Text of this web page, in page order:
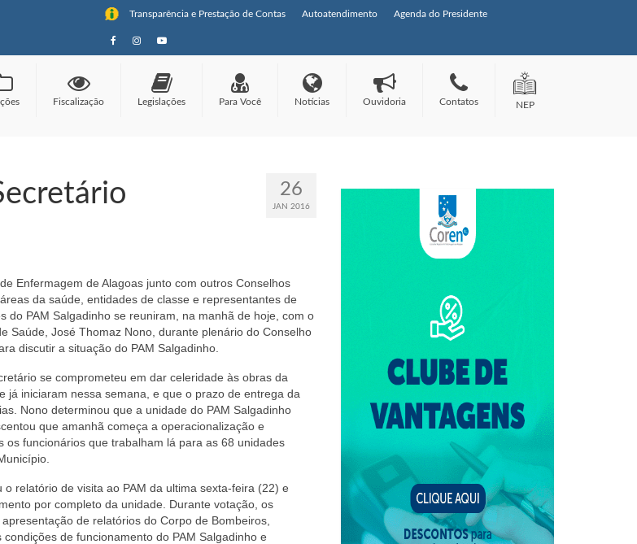
Transparência e Prestação de Contas Autoatendimento Agenda do Presidente
Fiscalização Legislações Para Você Notícias Ouvidoria Contatos NEP
26
JAN 2016
Enfermagem de Alagoas junto com outros Conselhos
da saúde, entidades de classe e representantes de
do PAM Salgadinho se reuniram, na manhã de hoje, com o
Saúde, José Thomaz Nono, durante plenário do Conselho
discutir a situação do PAM Salgadinho.
se comprometeu em dar celeridade às obras da
já iniciaram nessa semana, e que o prazo de entrega da
Nono determinou que a unidade do PAM Salgadinho
que amanhã começa a operacionalização e
os funcionários que trabalham lá para as 68 unidades
relatório de visita ao PAM da ultima sexta-feira (22) e
por completo da unidade. Durante votação, os
de relatórios do Corpo de Bombeiros,
de funcionamento do PAM Salgadinho e